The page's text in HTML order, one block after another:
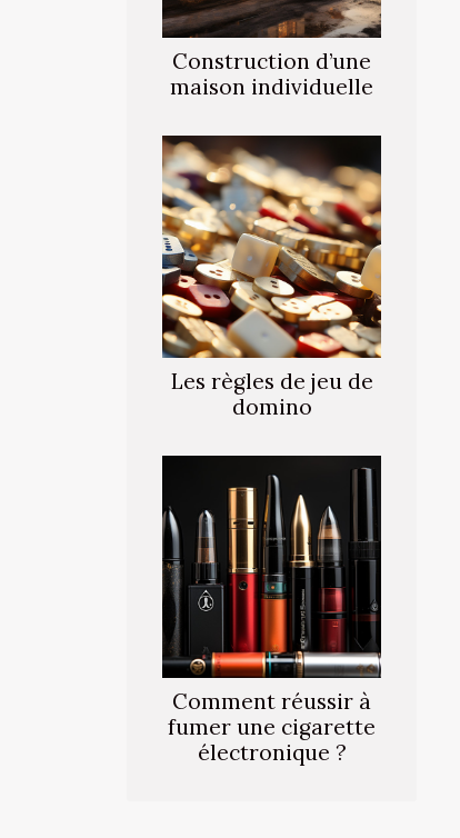
Construction d’une
maison individuelle
Les règles de jeu de
domino
Comment réussir à
fumer une cigarette
électronique ?